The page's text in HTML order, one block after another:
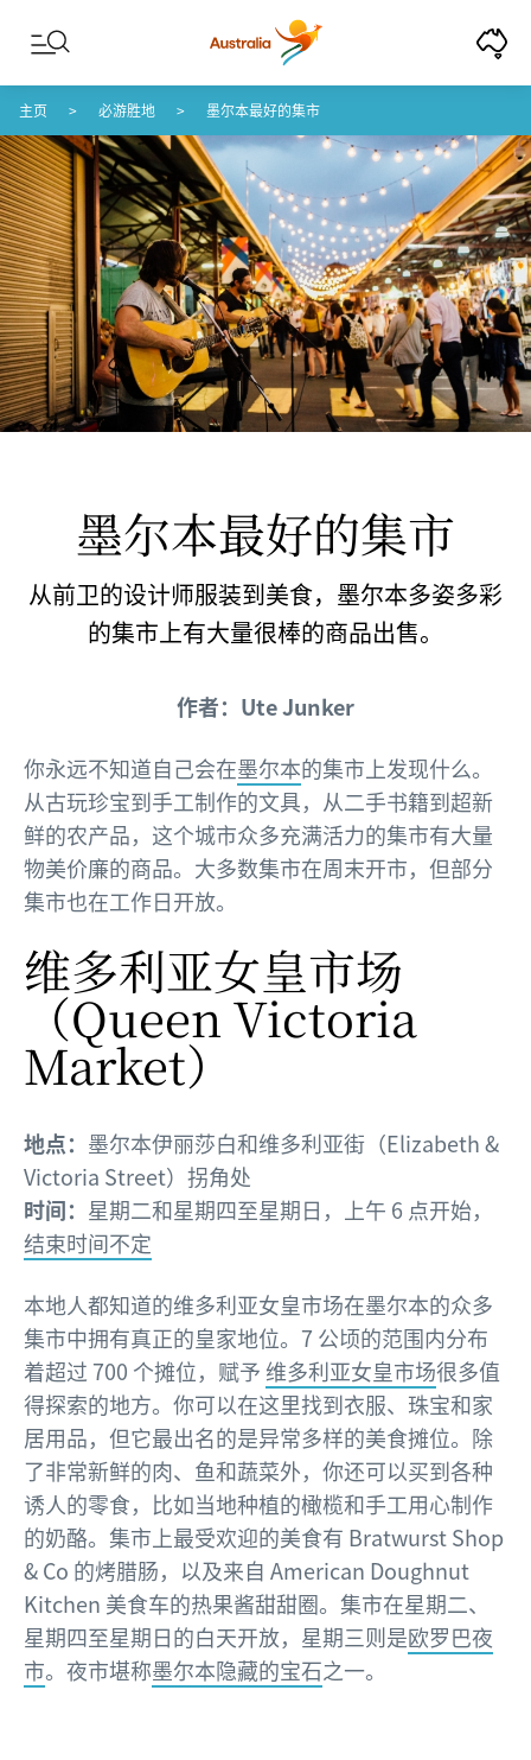
Skip to content
Skip to footer navigation
主页 必游胜地 墨尔本最好的集市
墨尔本最好的集市
从前卫的设计师服装到美食，墨尔本多姿多彩
的集市上有大量很棒的商品出售。
作者：Ute Junker
你永远不知道自己会在墨尔本的集市上发现什么。
从古玩珍宝到手工制作的文具，从二手书籍到超新
鲜的农产品，这个城市众多充满活力的集市有大量
物美价廉的商品。大多数集市在周末开市，但部分
集市也在工作日开放。
维多利亚女皇市场
（Queen Victoria
Market）
地点： 墨尔本伊丽莎白和维多利亚街（Elizabeth &
Victoria Street）拐角处
时间： 星期二和星期四至星期日，上午 6 点开始，
结束时间不定
本地人都知道的维多利亚女皇市场在墨尔本的众多
集市中拥有真正的皇家地位。7 公顷的范围内分布
着超过 700 个摊位，赋予 维多利亚女皇市场很多值
得探索的地方。你可以在这里找到衣服、珠宝和家
居用品，但它最出名的是异常多样的美食摊位。除
了非常新鲜的肉、鱼和蔬菜外，你还可以买到各种
诱人的零食，比如当地种植的橄榄和手工用心制作
的奶酪。集市上最受欢迎的美食有 Bratwurst Shop
& Co 的烤腊肠，以及来自 American Doughnut
Kitchen 美食车的热果酱甜甜圈。集市在星期二、
星期四至星期日的白天开放，星期三则是欧罗巴夜
市。夜市堪称墨尔本隐藏的宝石之一。